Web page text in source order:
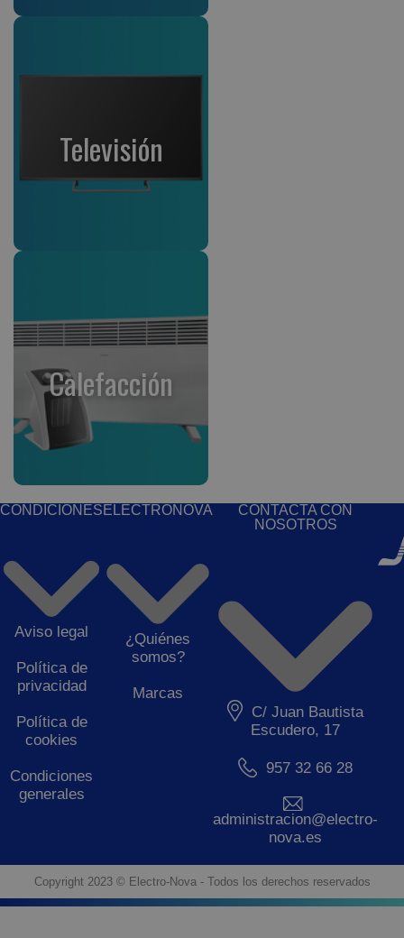
Televisión
Calefacción
CONDICIONES
Aviso legal
Política de
privacidad
Política de
cookies
Condiciones
generales
ELECTRONOVA
¿Quiénes
somos?
Marcas
CONTACTA CON
NOSOTROS
C/ Juan Bautista
Escudero, 17
957 32 66 28
administracion@electro-
nova.es
Copyright 2023 © Electro-Nova - Todos los derechos reservados